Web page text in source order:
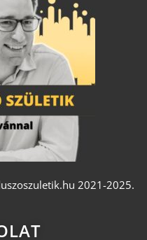
2021-2025.